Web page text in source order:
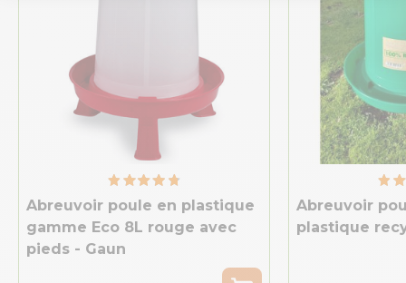
Abreuvoir poule en plastique
gamme Eco 8L rouge avec
pieds - Gaun
Abreuvoir
plastique